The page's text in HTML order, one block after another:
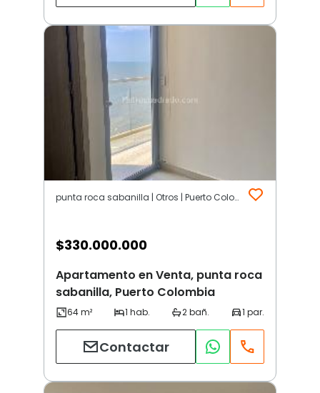
punta roca sabanilla | Otros | Puerto Colombia
$330.000.000
Apartamento en Venta, punta roca
sabanilla, Puerto Colombia
Contactar